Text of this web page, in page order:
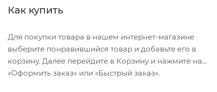
Угол: ++6/-6° (откидной)
Материал: алюминий (6061)
Совместим с рулями диаметром 31.8mm, которые
крепятся на 4х болтах.
Особенности: 3D-ковка, фрезеровка на станке с
Как купить
Для покупки товара в нашем интернет-магазине
выберите понравившийся товар и добавьте его в
корзину. Далее перейдите в Корзину и нажмите на
«Оформить заказ» или «Быстрый заказ».